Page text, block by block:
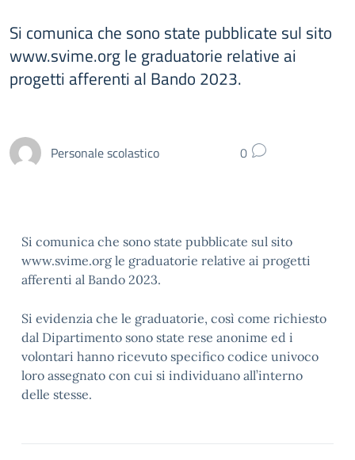
Si comunica che sono state pubblicate sul sito
www.svime.org le graduatorie relative ai
progetti afferenti al Bando 2023.
Personale scolastico 0
Si comunica che sono state pubblicate sul sito
www.svime.org le graduatorie relative ai progetti
afferenti al Bando 2023.
Si evidenzia che le graduatorie, così come richiesto
dal Dipartimento sono state rese anonime ed i
volontari hanno ricevuto specifico codice univoco
loro assegnato con cui si individuano all’interno
delle stesse.